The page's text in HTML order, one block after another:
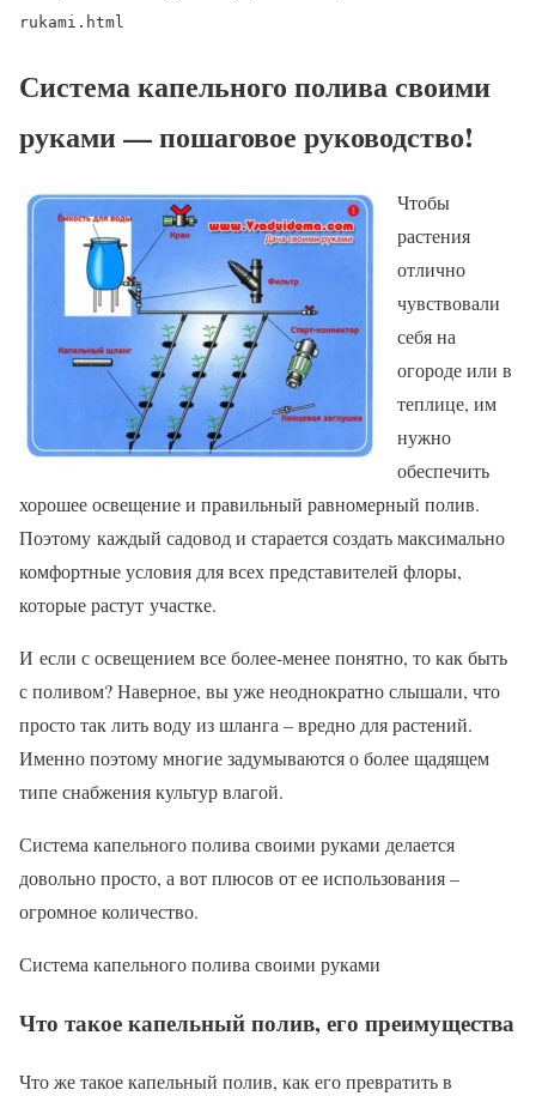
rukami.html
Система капельного полива своими
руками — пошаговое руководство!
Чтобы
растения
отлично
чувствовали
себя на
огороде или в
теплице, им
нужно
обеспечить
хорошее освещение и правильный равномерный полив.
Поэтому каждый садовод и старается создать максимально
комфортные условия для всех представителей флоры,
которые растут участке.
И если с освещением все более-менее понятно, то как быть
с поливом? Наверное, вы уже неоднократно слышали, что
просто так лить воду из шланга – вредно для растений.
Именно поэтому многие задумываются о более щадящем
типе снабжения культур влагой.
Система капельного полива своими руками делается
довольно просто, а вот плюсов от ее использования –
огромное количество.
Система капельного полива своими руками
Что такое капельный полив, его преимущества
Что же такое капельный полив, как его превратить в